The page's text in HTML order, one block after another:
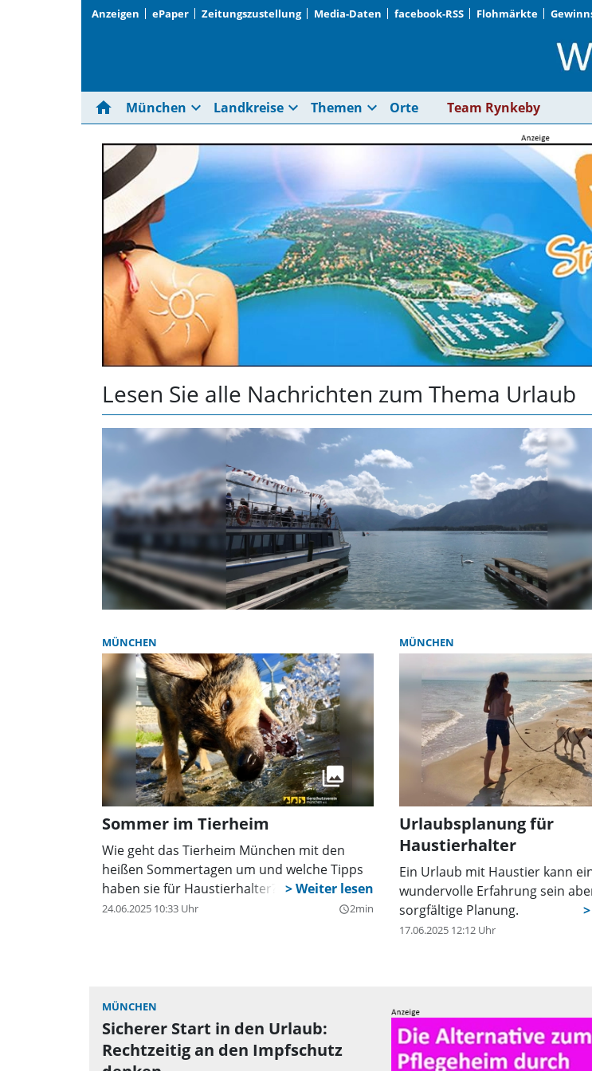
Anzeigen ePaper Zeitungszustellung Media-Daten facebook-RSS Flohmärkte
Urlaub |
home München expand_more Landkreise expand_more Themen expand_more Orte Team Rynkeby
Lesen Sie alle Nachrichten zum Thema Urlaub
MÜNCHEN
Sommer im Tierheim
Wie geht das Tierheim München mit den
heißen Sommertagen um und welche Tipps
haben sie für Haustierhalter?
24.06.2025 10:33 Uhr query_builder2min
MÜNCHEN
Urlaubsplanung für
Haustierhalter
Ein Urlaub mit Haustier kann
wundervolle Erfahrung sein
sorgfältige Planung.
17.06.2025 12:12 Uhr
MÜNCHEN
Sicherer Start in den Urlaub:
Rechtzeitig an den Impfschutz